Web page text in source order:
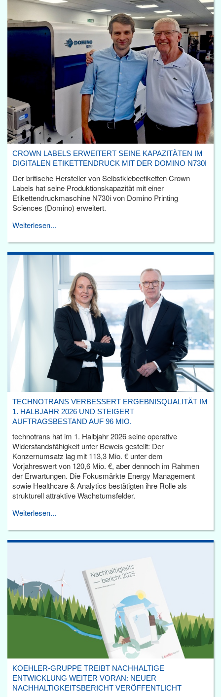
CROWN LABELS ERWEITERT SEINE KAPAZITÄTEN IM
DIGITALEN ETIKETTENDRUCK MIT DER DOMINO N730I
Der britische Hersteller von Selbstklebeetiketten Crown
Labels hat seine Produktionskapazität mit einer
Etikettendruckmaschine N730i von Domino Printing
Sciences (Domino) erweitert.
Weiterlesen...
TECHNOTRANS VERBESSERT ERGEBNISQUALITÄT IM
1. HALBJAHR 2026 UND STEIGERT
AUFTRAGSBESTAND AUF 96 MIO.
technotrans hat im 1. Halbjahr 2026 seine operative
Widerstandsfähigkeit unter Beweis gestellt: Der
Konzernumsatz lag mit 113,3 Mio. € unter dem
Vorjahreswert von 120,6 Mio. €, aber dennoch im Rahmen
der Erwartungen. Die Fokusmärkte Energy Management
sowie Healthcare & Analytics bestätigten ihre Rolle als
strukturell attraktive Wachstumsfelder.
Weiterlesen...
KOEHLER-GRUPPE TREIBT NACHHALTIGE
ENTWICKLUNG WEITER VORAN: NEUER
NACHHALTIGKEITSBERICHT VERÖFFENTLICHT